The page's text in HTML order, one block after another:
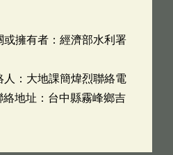
或擁有者：經濟部水利署
：大地課簡煒烈聯絡電
地址：台中縣霧峰鄉吉